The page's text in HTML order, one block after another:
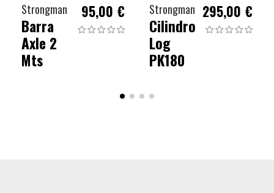
Strongman
Barra
Axle 2
Mts
95,00 € Strongman
Cilindro
Log
PK180
295,00 €